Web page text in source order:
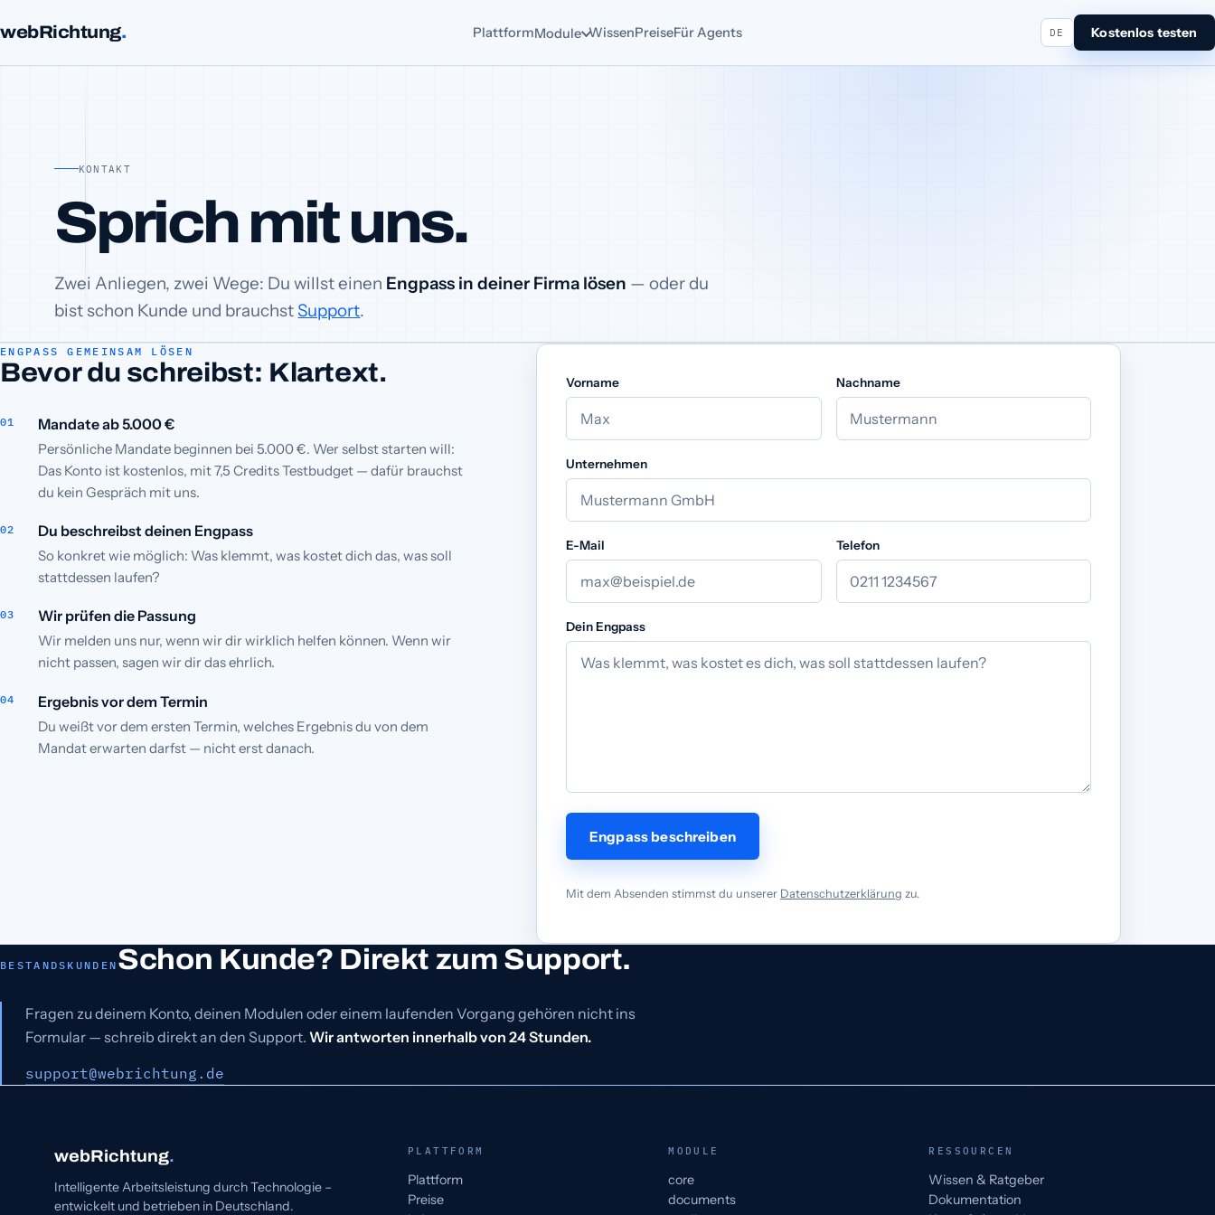
webRichtung. PlattformModule WissenPreiseFür Agents DE Kostenlos testen
KONTAKT
Sprich mit uns.
Zwei Anliegen, zwei Wege: Du willst einen Engpass in deiner Firma lösen — oder du
bist schon Kunde und brauchst Support.
ENGPASS GEMEINSAM LÖSEN
Bevor du schreibst: Klartext.
Mandate ab 5.000 €
Persönliche Mandate beginnen bei 5.000 €. Wer selbst starten will:
Das Konto ist kostenlos, mit 7,5 Credits Testbudget — dafür brauchst
du kein Gespräch mit uns.
Du beschreibst deinen Engpass
So konkret wie möglich: Was klemmt, was kostet dich das, was soll
stattdessen laufen?
Wir prüfen die Passung
Wir melden uns nur, wenn wir dir wirklich helfen können. Wenn wir
nicht passen, sagen wir dir das ehrlich.
Ergebnis vor dem Termin
Du weißt vor dem ersten Termin, welches Ergebnis du von dem
Mandat erwarten darfst — nicht erst danach.
Vorname Nachname
Unternehmen
E-Mail Telefon
Dein Engpass
Engpass beschreiben
Mit dem Absenden stimmst du unserer Datenschutzerklärung zu.
BESTANDSKUNDEN Schon Kunde? Direkt zum Support.
Fragen zu deinem Konto, deinen Modulen oder einem laufenden Vorgang gehören nicht ins
Formular — schreib direkt an den Support. Wir antworten innerhalb von 24 Stunden.
support@webrichtung.de
webRichtung.
Intelligente Arbeitsleistung durch Technologie –
entwickelt und betrieben in Deutschland.
PLATTFORM
Plattform
Preise
MODULE
core
documents
RESSOURCEN
Wissen & Ratgeber
Dokumentation